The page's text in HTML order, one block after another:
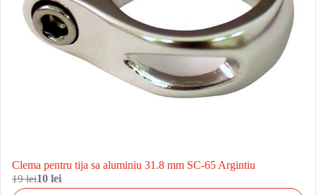
Clema pentru tija sa aluminiu 31.8 mm SC-65 Argintiu
19 lei10 lei